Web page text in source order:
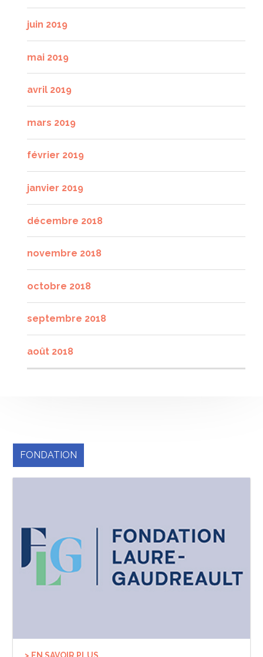
juin 2019
mai 2019
avril 2019
mars 2019
février 2019
janvier 2019
décembre 2018
novembre 2018
octobre 2018
septembre 2018
août 2018
FONDATION